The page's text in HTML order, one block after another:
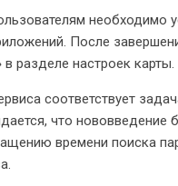
необходимо
После
разделе настроек карты.
соответствует
что нововведение
времени поиска